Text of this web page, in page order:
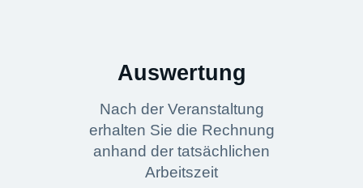
Auswertung
Nach der Veranstaltung
erhalten Sie die Rechnung
anhand der tatsächlichen
Arbeitszeit